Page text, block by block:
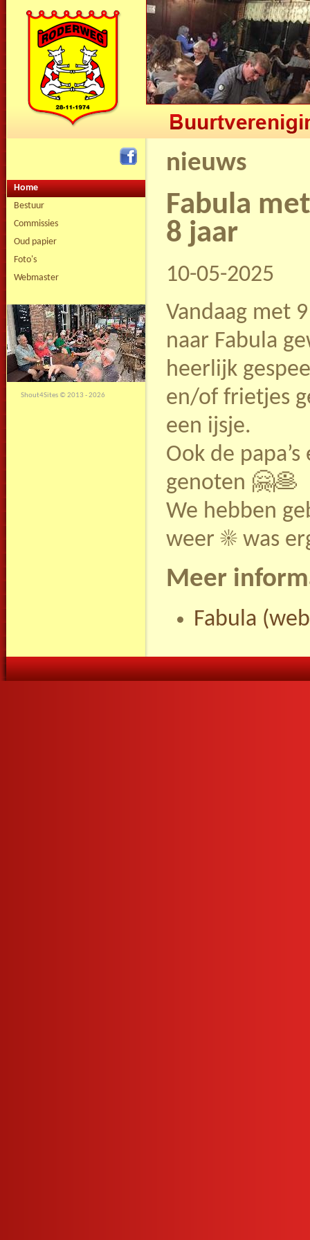
Home
Bestuur
Commissies
Oud papier
Foto's
Webmaster
Shout4Sites ©2013 - 2026
nieuws
Fabula
8 jaar
10-05-2025
Vandaag met
naar Fabula
heerlijk
en/of frietjes
een ijsje.
Ook de
genoten 🤗🥞
We hebben
weer ☀️ was
Meer
Fabula